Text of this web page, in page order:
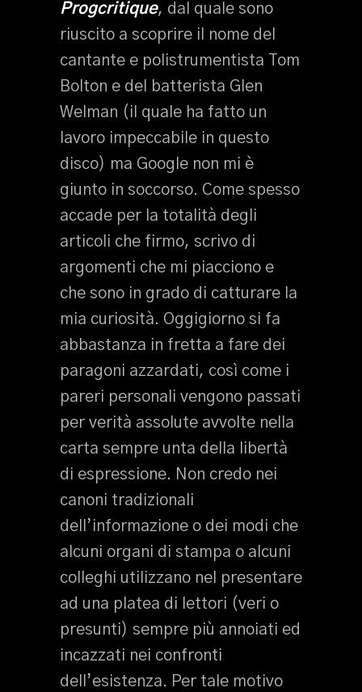
Progcritique, dal quale sono
riuscito a scoprire il nome del
cantante e polistrumentista Tom
Bolton e del batterista Glen
Welman (il quale ha fatto un
lavoro impeccabile in questo
disco) ma Google non mi è
giunto in soccorso. Come spesso
accade per la totalità degli
articoli che firmo, scrivo di
argomenti che mi piacciono e
che sono in grado di catturare la
mia curiosità. Oggigiorno si fa
abbastanza in fretta a fare dei
paragoni azzardati, così come i
pareri personali vengono passati
per verità assolute avvolte nella
carta sempre unta della libertà
di espressione. Non credo nei
canoni tradizionali
dell’informazione o dei modi che
alcuni organi di stampa o alcuni
colleghi utilizzano nel presentare
ad una platea di lettori (veri o
presunti) sempre più annoiati ed
incazzati nei confronti
dell’esistenza. Per tale motivo